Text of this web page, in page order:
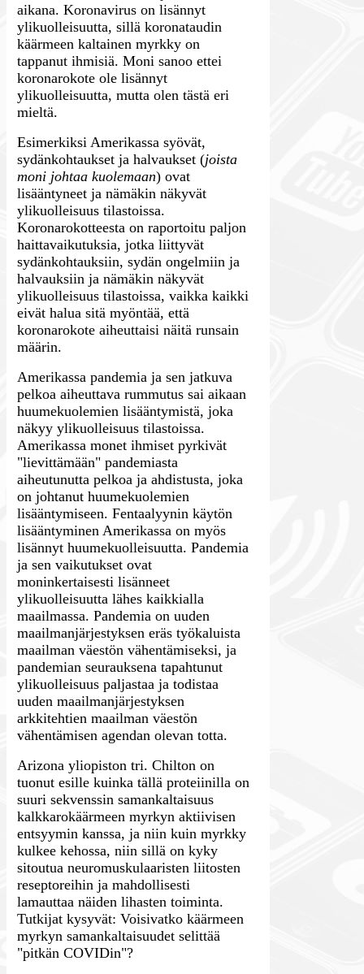
aikana. Koronavirus on lisännyt
ylikuolleisuutta, sillä koronataudin
käärmeen kaltainen myrkky on
tappanut ihmisiä. Moni sanoo ettei
koronarokote ole lisännyt
ylikuolleisuutta, mutta olen tästä eri
mieltä.
Esimerkiksi Amerikassa syövät,
sydänkohtaukset ja halvaukset (joista
moni johtaa kuolemaan) ovat
lisääntyneet ja nämäkin näkyvät
ylikuolleisuus tilastoissa.
Koronarokotteesta on raportoitu paljon
haittavaikutuksia, jotka liittyvät
sydänkohtauksiin, sydän ongelmiin ja
halvauksiin ja nämäkin näkyvät
ylikuolleisuus tilastoissa, vaikka kaikki
eivät halua sitä myöntää, että
koronarokote aiheuttaisi näitä runsain
määrin.
Amerikassa pandemia ja sen jatkuva
pelkoa aiheuttava rummutus sai aikaan
huumekuolemien lisääntymistä, joka
näkyy ylikuolleisuus tilastoissa.
Amerikassa monet ihmiset pyrkivät
"lievittämään" pandemiasta
aiheutunutta pelkoa ja ahdistusta, joka
on johtanut huumekuolemien
lisääntymiseen. Fentaalyynin käytön
lisääntyminen Amerikassa on myös
lisännyt huumekuolleisuutta. Pandemia
ja sen vaikutukset ovat
moninkertaisesti lisänneet
ylikuolleisuutta lähes kaikkialla
maailmassa. Pandemia on uuden
maailmanjärjestyksen eräs työkaluista
maailman väestön vähentämiseksi, ja
pandemian seurauksena tapahtunut
ylikuolleisuus paljastaa ja todistaa
uuden maailmanjärjestyksen
arkkitehtien maailman väestön
vähentämisen agendan olevan totta.
Arizona yliopiston tri. Chilton on
tuonut esille kuinka tällä proteiinilla on
suuri sekvenssin samankaltaisuus
kalkkarokäärmeen myrkyn aktiivisen
entsyymin kanssa, ja niin kuin myrkky
kulkee kehossa, niin sillä on kyky
sitoutua neuromuskulaaristen liitosten
reseptoreihin ja mahdollisesti
lamauttaa näiden lihasten toiminta.
Tutkijat kysyvät: Voisivatko käärmeen
myrkyn samankaltaisuudet selittää
"pitkän COVIDin"?